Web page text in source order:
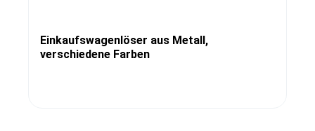
Einkaufswagenlöser aus Metall,
verschiedene Farben